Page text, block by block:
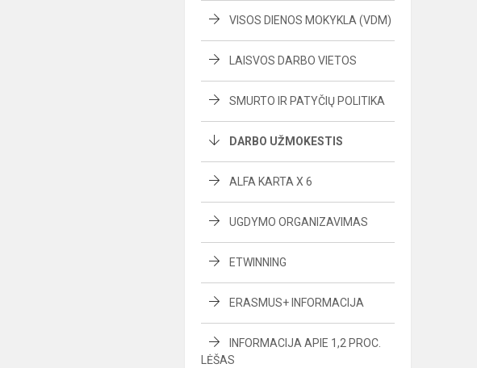
VISOS DIENOS MOKYKLA (VDM)
LAISVOS DARBO VIETOS
SMURTO IR PATYČIŲ POLITIKA
DARBO UŽMOKESTIS
ALFA KARTA X 6
UGDYMO ORGANIZAVIMAS
ETWINNING
ERASMUS+ INFORMACIJA
INFORMACIJA APIE 1,2 PROC.
LĖŠAS